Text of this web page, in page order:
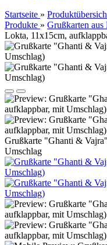
Startseite »
Produkte » Grußkarten aus
Lokta, 11x15cm,
Grußkarte "Ghanti &
Umschlag